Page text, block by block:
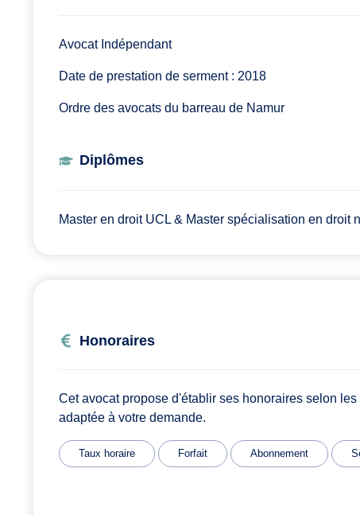
Avocat Indépendant
Date de prestation de serment : 2018
Ordre des avocats du barreau de Namur
Diplômes
Master en droit UCL & Master spécialisation en droit
Honoraires
Cet avocat propose d'établir ses honoraires selon
adaptée à votre demande.
Taux horaire Forfait Abonnement